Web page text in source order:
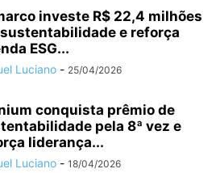
investe R$ 22,4 milhões
e reforça
ESG...
Luciano - 25/04/2026
conquista prêmio de
pela 8ª vez e
liderança...
Luciano - 18/04/2026